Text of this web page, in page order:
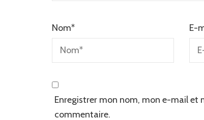
Nom* E-
Enregistrer mon nom, mon e-mail et
commentaire.